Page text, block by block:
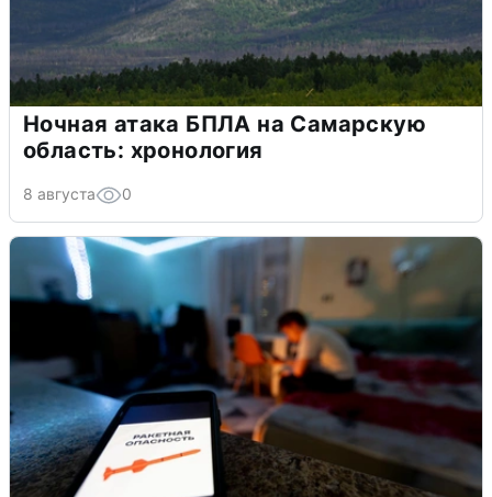
Ночная атака БПЛА на Самарскую
область: хронология
8 августа 0